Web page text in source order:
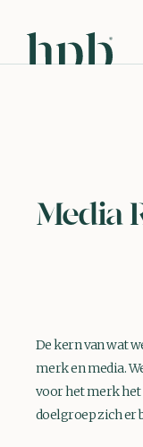
Media
De kern van wat
merk en media.
voor het merk
doelgroep zich er